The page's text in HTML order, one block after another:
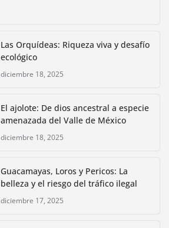
Las Orquídeas: Riqueza viva y desafío
ecológico
diciembre 18, 2025
El ajolote: De dios ancestral a especie
amenazada del Valle de México
diciembre 18, 2025
Guacamayas, Loros y Pericos: La
belleza y el riesgo del tráfico ilegal
diciembre 17, 2025